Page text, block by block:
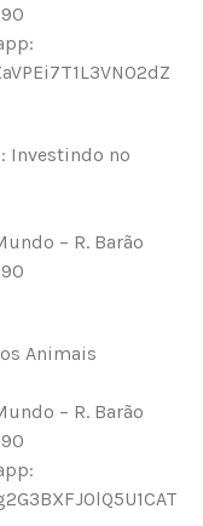
Investindo no
– R. Barão
Animais
– R. Barão